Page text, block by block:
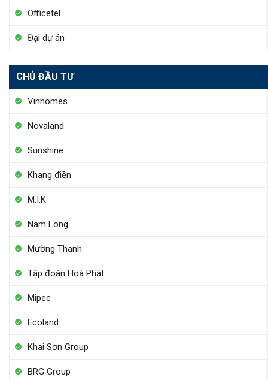
Officetel
Đại dự án
CHỦ ĐẦU TƯ
Vinhomes
Novaland
Sunshine
Khang điền
M.I.K
Nam Long
Mường Thanh
Tập đoàn Hoà Phát
Mipec
Ecoland
Khai Sơn Group
BRG Group